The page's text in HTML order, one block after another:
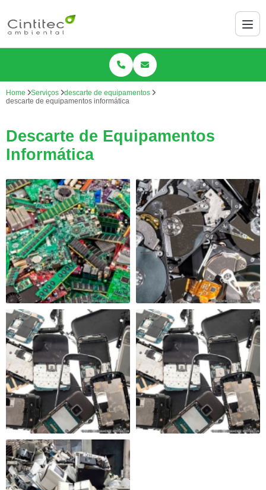
Home Serviços
descarte de equipamentos
descarte de equipamentos informática
Descarte de Equipamentos
Informática